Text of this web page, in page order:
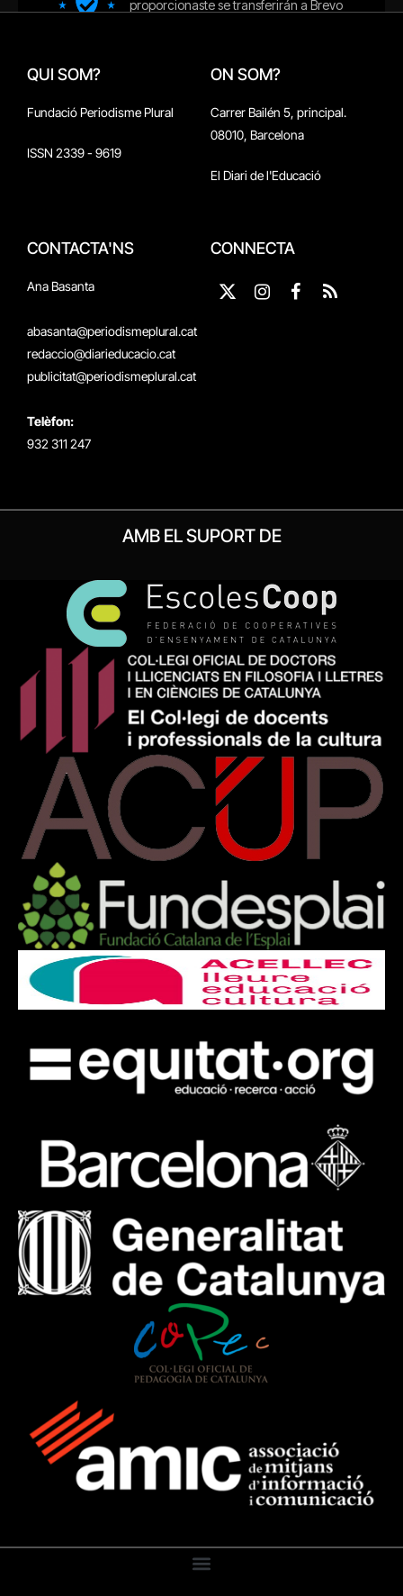
QUI SOM?
Fundació Periodisme Plural
ISSN 2339 - 9619
ON SOM?
Carrer Bailén 5, principal.
08010, Barcelona
El Diari de l'Educació
CONTACTA'NS
Ana Basanta
abasanta@periodismeplural.cat
redaccio@diarieducacio.cat
publicitat@periodismeplural.cat
Telèfon:
932 311 247
CONNECTA
X
Instagram
Facebook
RSS
AMB EL SUPORT DE